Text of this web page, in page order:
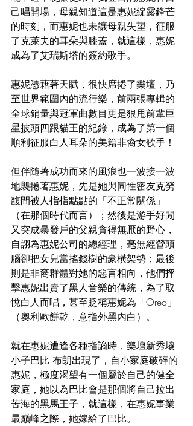
己唱開場，母親知道這是惠妮綻露鋒芒
的時刻，而惠妮也未讓母親失望，征服
了克萊夫的耳朵與膝蓋，就這樣，惠妮
成為了艾瑞斯塔的簽約歌手。
惠妮憑藉著天賦，很快席捲了樂壇，乃
至世界範圍內的流行樂，前兩張專輯的
全球銷量與冠軍曲數目更是狠甩前輩巨
星披頭四跟貓王的紀錄，成為了第一個
順利征服白人耳朵的美籍非裔女歌手！
但伴隨著成功而來的風浪也一波接一波
地襲捲著惠妮，先是她與同性密友克勞
馥間被人指指點點的「不正常關係」
（在那個時代而言）；然後是游手好閒
又突成暴發戶的父親貪得無厭的野心，
自詡為惠妮公司的總經理，毫無經營頭
腦卻把女兒當搖錢樹的豪橫架勢；最後
則是非裔群體對她的惡言相向，他們抨
擊惠妮出賣了黑人音樂的傳統，為了取
悅白人而唱，甚至貶稱惠妮為「Oreo」
（奧利歐餅乾，意指外黑內白）。
就在惠妮遭逢各種指謪時，樂壇新秀壞
小子巴比·布朗出現了，自小家庭破碎的
惠妮，極度渴望有一個屬於自己的健全
家庭，她以為巴比會是那個將自己拉出
苦海的黑馬王子，就這樣，在惠妮事業
最巔峰之際，她嫁給了巴比。